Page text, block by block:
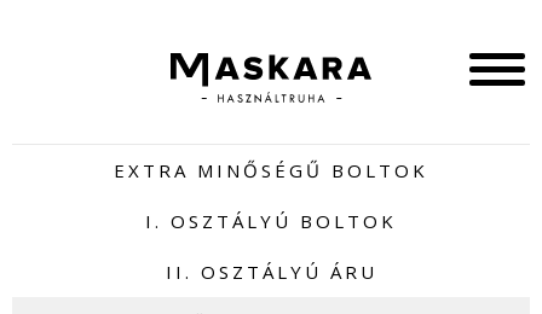
EXTRA MINŐSÉGŰ BOLTOK
I. OSZTÁLYÚ BOLTOK
II. OSZTÁLYÚ ÁRU